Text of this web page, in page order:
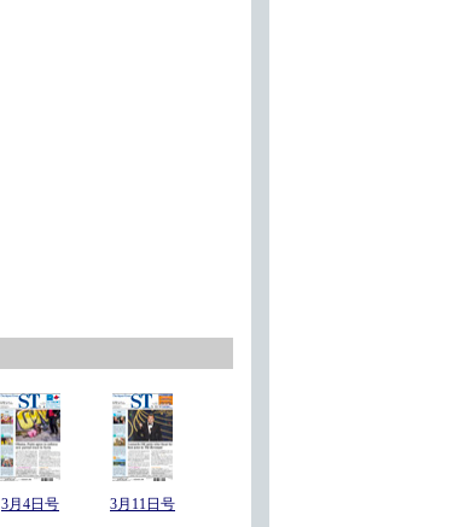
3月4日号 3月11日号